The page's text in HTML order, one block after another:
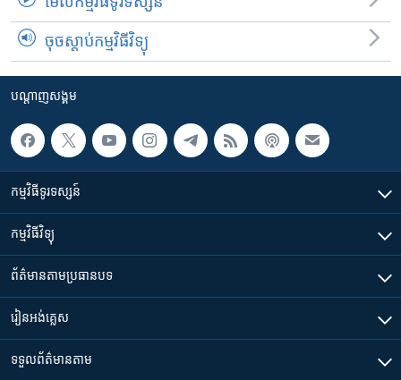
ចុចស្តាប់កម្មវិធីវិទ្យុ
បណ្តាញ​សង្គម
កម្មវិធី​ទូរទស្សន៍
កម្មវិធី​វិទ្យុ
ព័ត៌មាន​តាមប្រធានបទ​
រៀន​​អង់គ្លេស
ទទួល​ព័ត៌មាន​តាម